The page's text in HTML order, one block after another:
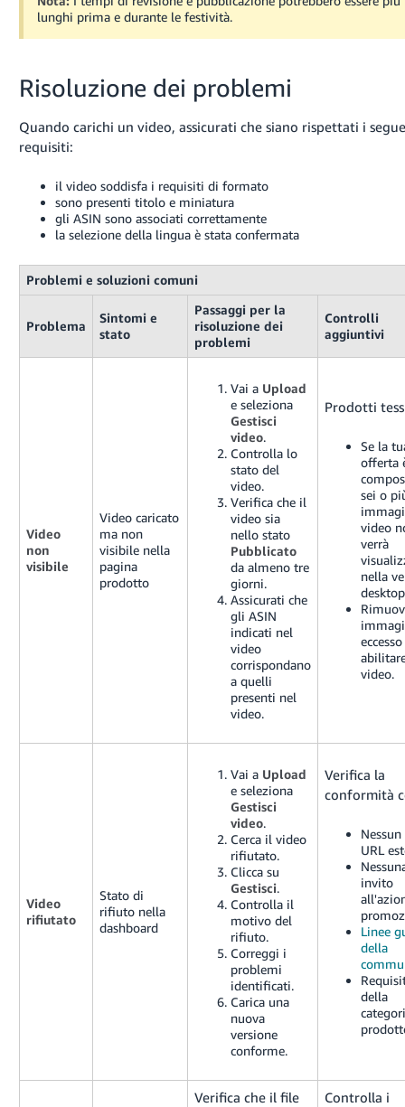
lunghi prima e durante le festività.
Risoluzione dei problemi
Quando carichi un video, assicurati che siano rispettati i
requisiti:
il video soddisfa i requisiti di formato
sono presenti titolo e miniatura
gli ASIN sono associati correttamente
la selezione della lingua è stata confermata
Problemi e soluzioni comuni
Problema
Sintomi e
stato
Passaggi per la
risoluzione dei
problemi
Controlli
aggiuntivi
Video
non
visibile
Video caricato
ma non
visibile nella
pagina
prodotto
Vai a Upload
e seleziona
Gestisci
video.
Controlla lo
stato del
video.
Verifica che il
video sia
nello stato
Pubblicato
da almeno tre
giorni.
Assicurati che
gli ASIN
indicati nel
video
corrispondano
a quelli
presenti nel
video.
Prodotti
Se la
offerta
sei o
video
verrà
nella
video.
Video
rifiutato
Stato di
rifiuto nella
dashboard
Vai a Upload
e seleziona
Gestisci
video.
Cerca il video
rifiutato.
Clicca su
Gestisci.
Controlla il
motivo del
rifiuto.
Correggi i
problemi
identificati.
Carica una
nuova
versione
conforme.
Verifica la
conformità
URL
invito
Linee
della
della
Verifica che il file
Controlla i